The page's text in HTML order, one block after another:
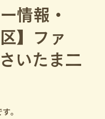
情報・
】ファ
いたま二
。